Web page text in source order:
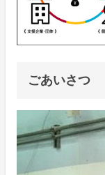
ごあいさつ